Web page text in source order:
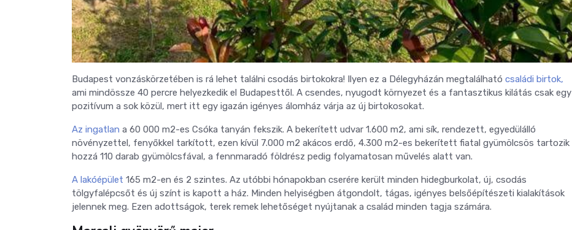
Budapest vonzáskörzetében is rá lehet találni csodás birtokokra! Ilyen ez a Délegyházán megtalálható családi birtok,
ami mindössze 40 percre helyezkedik el Budapesttől. A csendes, nyugodt környezet és a fantasztikus kilátás csak egy
pozitívum a sok közül, mert itt egy igazán igényes álomház várja az új birtokosokat.
Az ingatlan a 60 000 m2-es Csóka tanyán fekszik. A bekerített udvar 1.600 m2, ami sík, rendezett, egyedülálló
növényzettel, fenyőkkel tarkított, ezen kívül 7.000 m2 akácos erdő, 4.300 m2-es bekerített fiatal gyümölcsös tartozik
hozzá 110 darab gyümölcsfával, a fennmaradó földrész pedig folyamatosan művelés alatt van.
A lakóépület 165 m2-en és 2 szintes. Az utóbbi hónapokban cserére került minden hidegburkolat, új, csodás
tölgyfalépcsőt és új színt is kapott a ház. Minden helyiségben átgondolt, tágas, igényes belsőépítészeti kialakítások
jelennek meg. Ezen adottságok, terek remek lehetőséget nyújtanak a család minden tagja számára.